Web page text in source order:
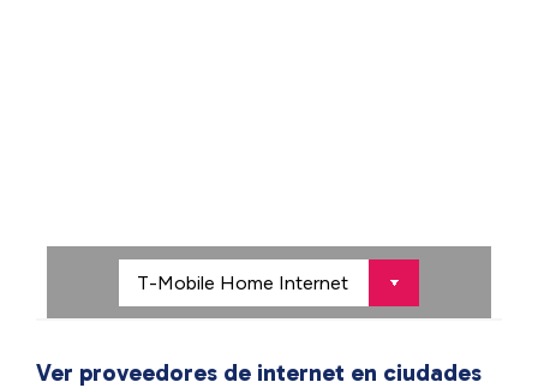
Ver proveedores de internet en ciudades